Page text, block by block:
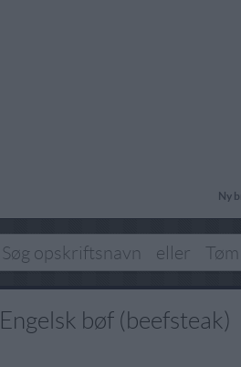
Ny
Engelsk bøf (beefsteak)